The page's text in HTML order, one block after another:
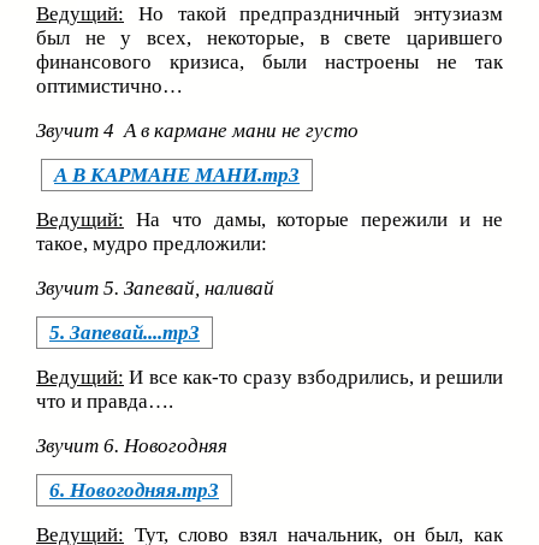
Ведущий: Но такой предпраздничный энтузиазм
был не у всех, некоторые, в свете царившего
финансового кризиса, были настроены не так
оптимистично…
Звучит 4 А в кармане мани не густо
А В КАРМАНЕ МАНИ.mp3
Ведущий: На что дамы, которые пережили и не
такое, мудро предложили:
Звучит 5. Запевай, наливай
5. Запевай....mp3
Ведущий: И все как-то сразу взбодрились, и решили
что и правда….
Звучит 6. Новогодняя
6. Новогодняя.mp3
Ведущий: Тут, слово взял начальник, он был, как